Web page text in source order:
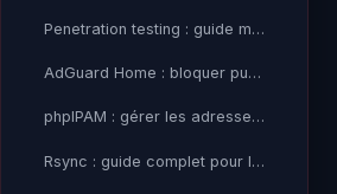
Penetration testing : guide méthodologique complet PTES 2026
AdGuard Home : bloquer publicités et trackers sur tout le
phpIPAM : gérer les adresses IP de votre réseau avec cette
Rsync : guide complet pour la synchronisation et sauvegarde Linux